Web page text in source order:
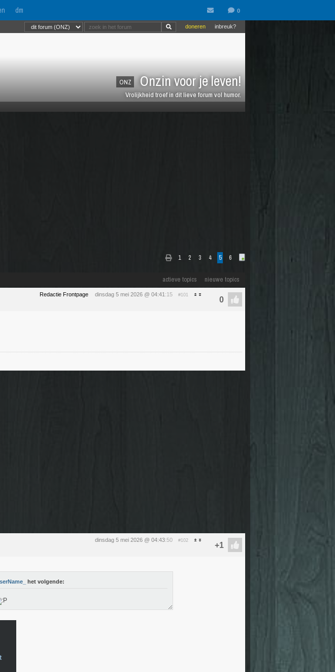
dm
ONZ Onzin voor je leven!
Vrolijkheid troef in dit lieve forum vol humor.
inbreuk?
doneren
1 2 3 4 5 6
actieve topics nieuwe topics
Redactie Frontpage dinsdag 5 mei 2026 @ 04:41 :15 #101
dinsdag 5 mei 2026 @ 04:43:50 #102
het volgende: